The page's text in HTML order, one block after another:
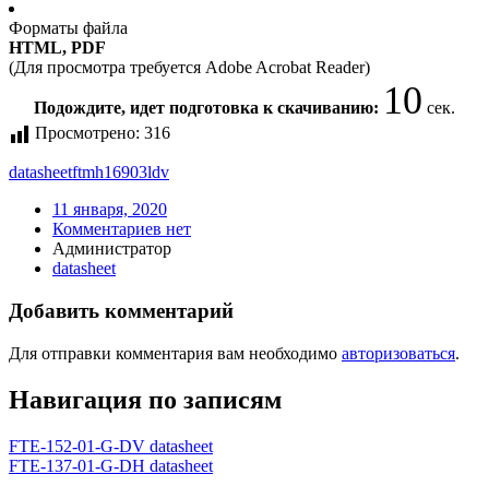
Форматы файла
HTML, PDF
(Для просмотра требуется Adobe Acrobat Reader)
Подождите, идет подготовка к скачиванию: 10 сек.
Просмотрено: 316
datasheetftmh16903ldv
11 января, 2020
Комментариев нет
Администратор
datasheet
Добавить комментарий
Для отправки комментария вам необходимо авторизоваться.
Навигация по записям
FTE-152-01-G-DV datasheet
FTE-137-01-G-DH datasheet